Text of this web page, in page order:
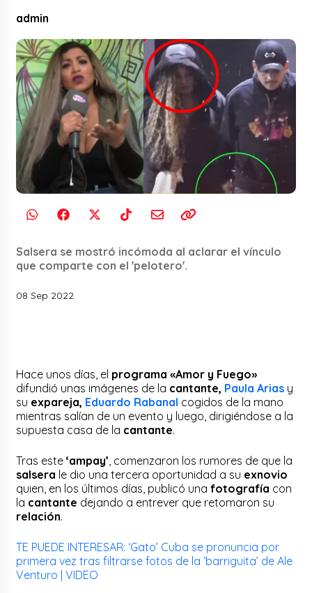
admin
Salsera se mostró incómoda al aclarar el vínculo
que comparte con el 'pelotero'.
08 Sep 2022
Hace unos días, el programa «Amor y Fuego»
difundió unas imágenes de la cantante, Paula Arias y
su expareja, Eduardo Rabanal cogidos de la mano
mientras salían de un evento y luego, dirigiéndose a la
supuesta casa de la cantante.
Tras este ‘ampay’ , comenzaron los rumores de que la
salsera le dio una tercera oportunidad a su exnovio
quien, en los últimos días, publicó unafotografía con
la cantante dejando a entrever que retomaron su
relación.
TE PUEDE INTERESAR: ‘Gato’ Cuba se pronuncia por
primera vez tras filtrarse fotos de la ‘barriguita’ de Ale
Venturo | VIDEO